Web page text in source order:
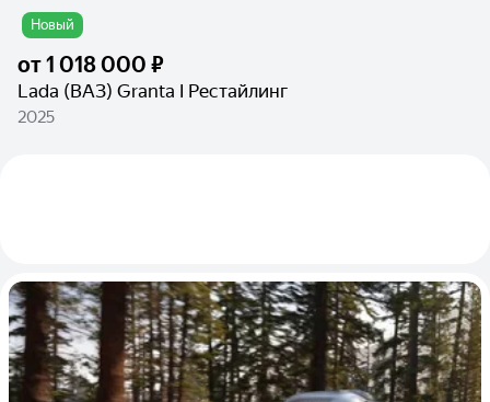
Новый
от1 018 000 ₽
Lada (ВАЗ) Granta I Рестайлинг
2025